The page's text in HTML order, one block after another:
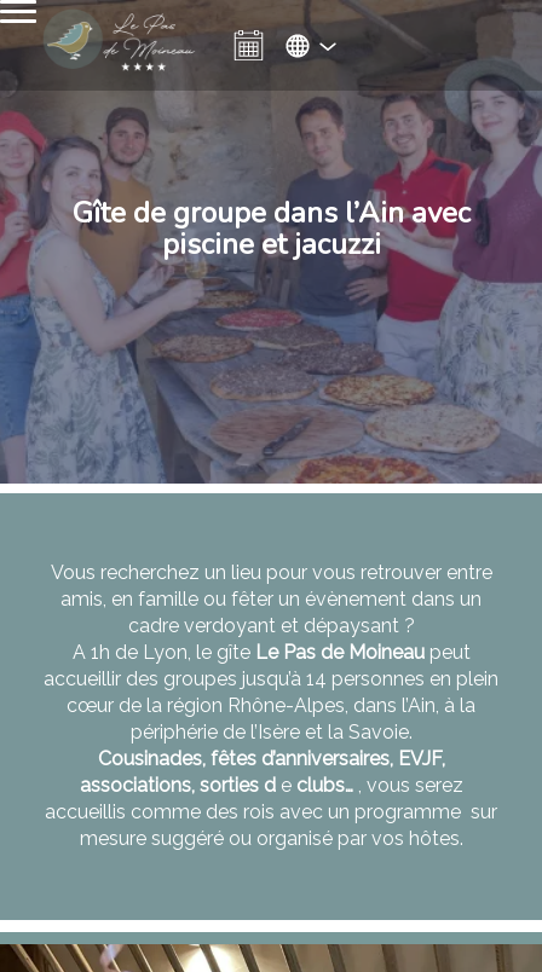
Gîte de groupe dans l’Ain avec
piscine et jacuzzi
Vous recherchez un lieu pour vous retrouver entre
amis, en famille ou fêter un évènement dans un
cadre verdoyant et dépaysant ?
A 1h de Lyon, le gîte Le Pas de Moineaupeut
accueillir des groupes jusqu’à 14 personnes en plein
cœur de la région Rhône-Alpes, dans l’Ain, à la
périphérie de l’Isère et la Savoie.
Cousinades, fêtes d’anniversaires, EVJF,
associations, sorties de clubs…, vous serez
accueillis comme des rois avec un programme sur
mesure suggéré ou organisé par vos hôtes.